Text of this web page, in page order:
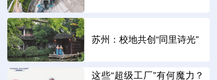
苏州：校地共创“同里诗光”
这些“超级工厂”有何魔力？